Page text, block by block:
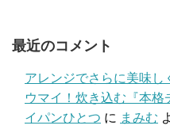
最近のコメント
アレンジでさらに美味
ウマイ！炊き込む『本格
イパンひとつ に まみむ